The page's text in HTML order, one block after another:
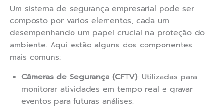
Um sistema de segurança empresarial pode ser
composto por vários elementos, cada um
desempenhando um papel crucial na proteção do
ambiente. Aqui estão alguns dos componentes
mais comuns:
Câmeras de Segurança (CFTV): Utilizadas para
monitorar atividades em tempo real e gravar
eventos para futuras análises.